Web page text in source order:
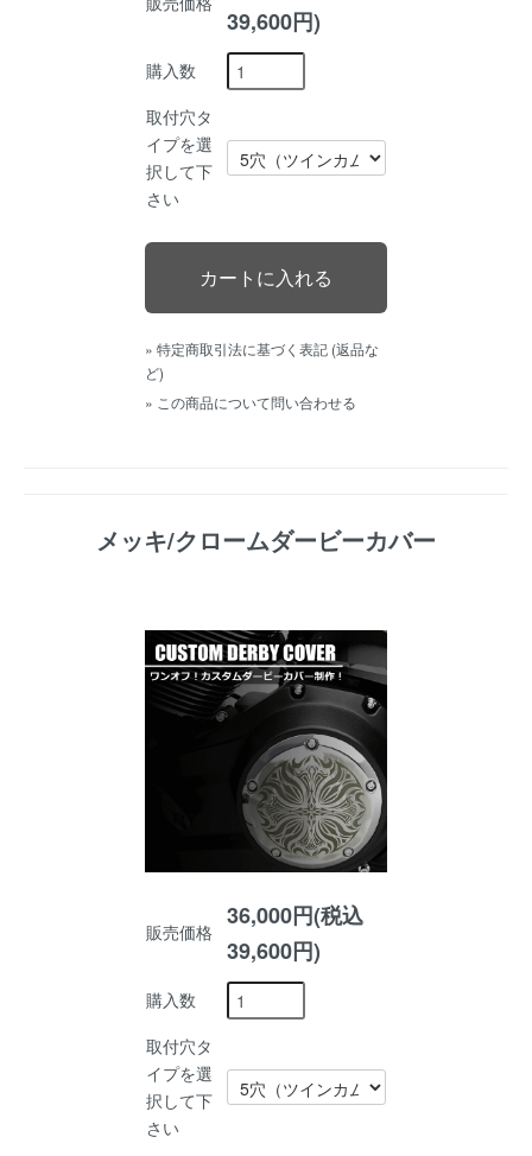
39,600円)
購入数
取付穴タ
イプを選
択して下
さい
» 特定商取引法に基づく表記 (返品な
ど)
» この商品について問い合わせる
メッキ/クロームダービーカバー
販売価格
36,000円(税込
39,600円)
購入数
取付穴タ
イプを選
択して下
さい